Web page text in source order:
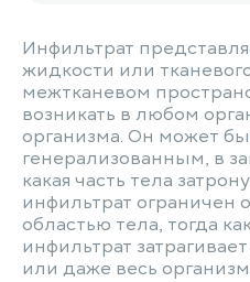
Инфильтрат
жидкости или
межтканевом
возникать в любом
организма. Он может
генерализованным, в
какая часть тела
инфильтрат ограничен
областью тела, тогда
инфильтрат
или даже весь